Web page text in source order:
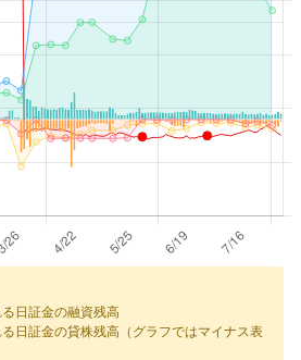
る日証金の融資残高
る日証金の貸株残高（グラフではマイナス表